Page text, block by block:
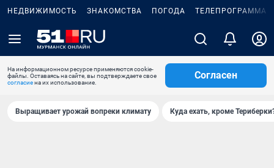
НЕДВИЖИМОСТЬ ЗНАКОМСТВА ПОГОДА ТЕЛЕПРОГРАММА
На информационном ресурсе применяются cookie-
файлы. Оставаясь на сайте, вы подтверждаете свое
согласиена их использование.
Согласен
Выращивает урожай вопреки климату Куда ехать, кроме